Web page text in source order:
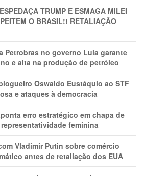
TRUMP E ESMAGA MILEI
O BRASIL!! RETALIAÇÃO
Petrobras no governo Lula garante
e alta na produção de petróleo
Oswaldo Eustáquio ao STF
e ataques à democracia
erro estratégico em chapa de
feminina
Vladimir Putin sobre comércio
antes de retaliação dos EUA